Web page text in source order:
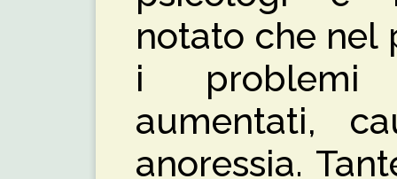
notato che nel
i problemi
aumentati,
anoressia.